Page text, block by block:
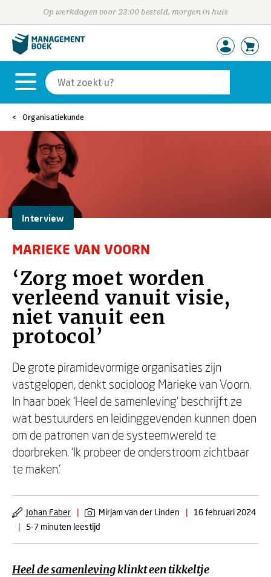
Op werkdagen voor 23:00 besteld, morgen in huis
Organisatiekunde
Interview
MARIEKE VAN VOORN
‘Zorg moet worden
verleend vanuit visie,
niet vanuit een
protocol’
De grote piramidevormige organisaties zijn
vastgelopen, denkt socioloog Marieke van Voorn.
In haar boek ‘Heel de samenleving’ beschrijft ze
wat bestuurders en leidinggevenden kunnen doen
om de patronen van de systeemwereld te
doorbreken. ‘Ik probeer de onderstroom zichtbaar
te maken.’
Johan Faber | Mirjam van der Linden |
16 februari 2024
|
5-7 minuten leestijd
Heel de samenlevingklinkt een tikkeltje